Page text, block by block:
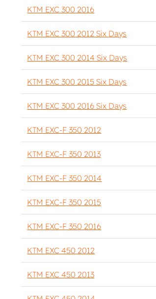
KTM EXC 300 2016
KTM EXC 300 2012 Six Days
KTM EXC 300 2014 Six Days
KTM EXC 300 2015 Six Days
KTM EXC 300 2016 Six Days
KTM EXC-F 350 2012
KTM EXC-F 350 2013
KTM EXC-F 350 2014
KTM EXC-F 350 2015
KTM EXC-F 350 2016
KTM EXC 450 2012
KTM EXC 450 2013